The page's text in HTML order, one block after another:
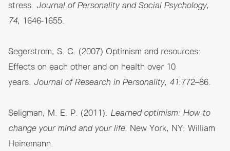
stress. Journal of Personality and Social Psychology,
74, 1646-1655.
Segerstrom, S. C. (2007) Optimism and resources:
Effects on each other and on health over 10
years. Journal of Research in Personality, 41:772–86.
Seligman, M. E. P. (2011). Learned optimism: How to
change your mind and your life. New York, NY: William
Heinemann.